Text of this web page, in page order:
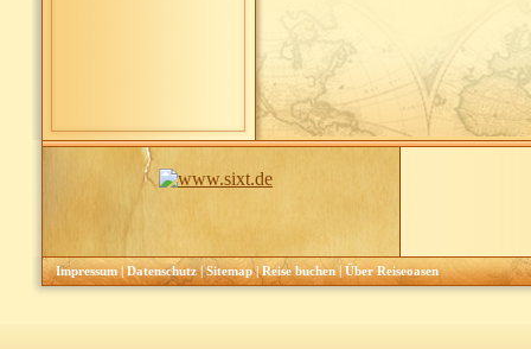
Impressum|Datenschutz|Sitemap|Reise buchen|Über Reiseoasen